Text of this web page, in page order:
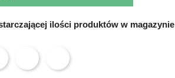
ilości produktów w magazynie